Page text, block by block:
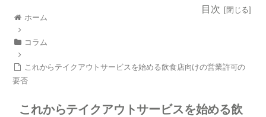
ホーム
コラム
これからテイクアウトサービスを始める飲食店向けの営業許可の
要否
これからテイクアウトサービスを始める飲
目次